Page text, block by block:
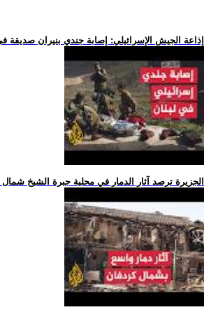
.. إذاعة الجيش الإسرائيلي: إصابة جندي بنيران صديقة
.. الجزيرة ترصد آثار الدمار في محلية جبرة الشيخ